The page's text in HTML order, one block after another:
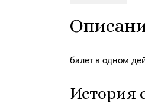
балет в одном
История